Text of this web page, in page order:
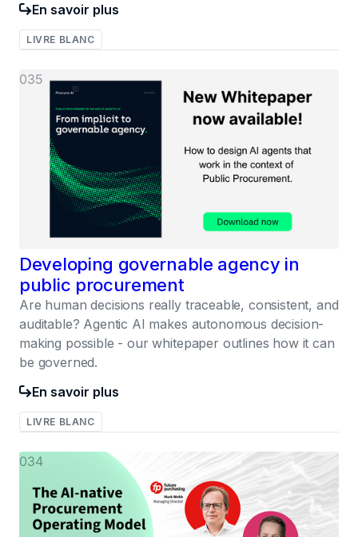
En savoir plus
LIVRE BLANC
Developing governable agency in
public procurement
Are human decisions really traceable, consistent, and
auditable? Agentic AI makes autonomous decision-
making possible - our whitepaper outlines how it can
be governed.
En savoir plus
LIVRE BLANC
035
034